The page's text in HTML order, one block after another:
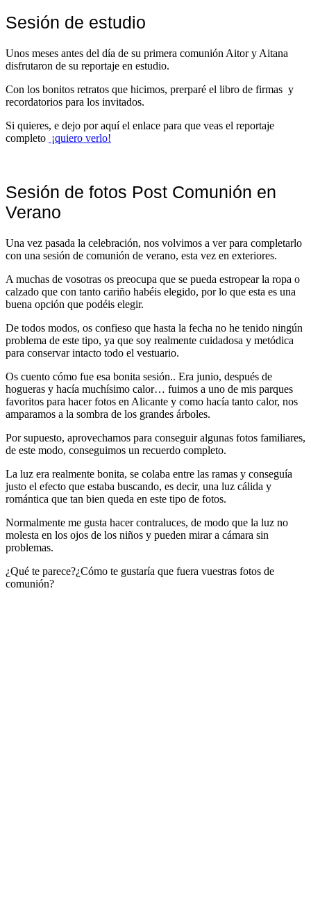
Sesión de estudio
Unos meses antes del día de su primera comunión Aitor y Aitana
disfrutaron de su reportaje en estudio.
Con los bonitos retratos que hicimos, prerparé el libro de firmas y
recordatorios para los invitados.
Si quieres, e dejo por aquí el enlace para que veas el reportaje
completo ¡quiero verlo!
Sesión de fotos Post Comunión en
Verano
Una vez pasada la celebración, nos volvimos a ver para completarlo
con una sesión de comunión de verano, esta vez en exteriores.
A muchas de vosotras os preocupa que se pueda estropear la ropa o
calzado que con tanto cariño habéis elegido, por lo que esta es una
buena opción que podéis elegir.
De todos modos, os confieso que hasta la fecha no he tenido ningún
problema de este tipo, ya que soy realmente cuidadosa y metódica
para conservar intacto todo el vestuario.
Os cuento cómo fue esa bonita sesión.. Era junio, después de
hogueras y hacía muchísimo calor… fuimos a uno de mis parques
favoritos para hacer fotos en Alicante y como hacía tanto calor, nos
amparamos a la sombra de los grandes árboles.
Por supuesto, aprovechamos para conseguir algunas fotos familiares,
de este modo, conseguimos un recuerdo completo.
La luz era realmente bonita, se colaba entre las ramas y conseguía
justo el efecto que estaba buscando, es decir, una luz cálida y
romántica que tan bien queda en este tipo de fotos.
Normalmente me gusta hacer contraluces, de modo que la luz no
molesta en los ojos de los niños y pueden mirar a cámara sin
problemas.
¿Qué te parece?¿Cómo te gustaría que fuera vuestras fotos de
comunión?